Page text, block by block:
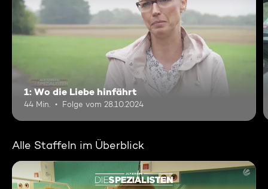
1: Wo die Liebe hinfährt
44 Min. Folge vom 28.10.2024
Alle Staffeln im Überblick